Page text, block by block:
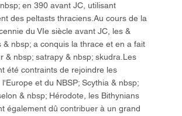
en 390 avant JC, utilisant
des peltasts thraciens.Au cours de la
du VIe siècle avant JC, les &
& nbsp; a conquis la thrace et en a fait
& nbsp; satrapy & nbsp; skudra.Les
été contraints de rejoindre les
et du NBSP; Scythia & nbsp;
& nbsp; Hérodote, les Bithynians
également dû contribuer à un grand